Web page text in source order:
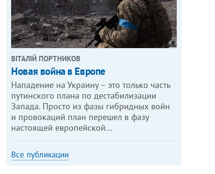
ВІТАЛІЙ ПОРТНИКОВ
Новая война в Европе
Нападение на Украину – это только часть
путинского плана по дестабилизации
Запада. Просто из фазы гибридных войн
и провокаций план перешел в фазу
настоящей европейской…
Все публикации